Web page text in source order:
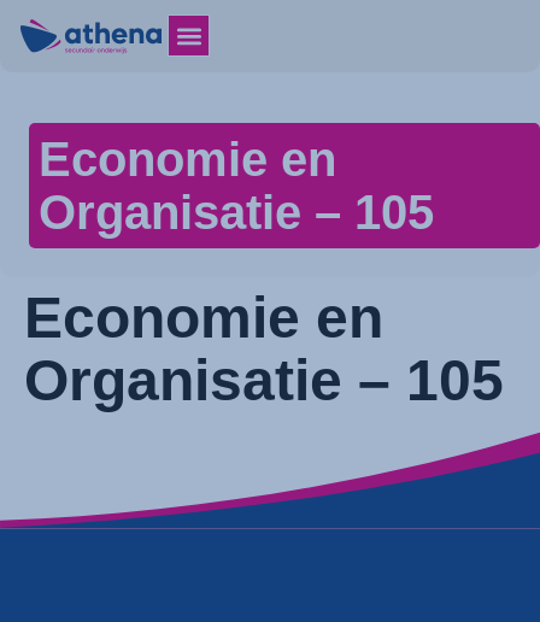
Economie en
Organisatie – 105
Economie en
Organisatie – 105